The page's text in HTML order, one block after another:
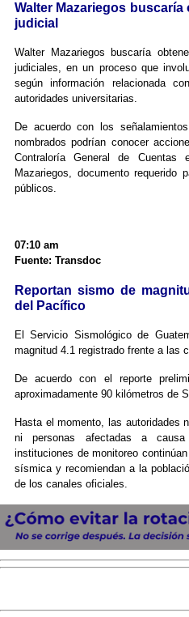
Walter Mazariegos
judicial
Walter Mazariegos buscaría
judiciales, en un proceso que
según información relacionada
autoridades universitarias.
De acuerdo con los
nombrados podrían conocer
Contraloría General de
Mazariegos, documento requerido
públicos.
07:10 am
Fuente: Transdoc
Reportan sismo de
del Pacífico
El Servicio Sismológico de
magnitud 4.1 registrado frente a las
De acuerdo con el reporte
aproximadamente 90 kilómetros de
Hasta el momento, las autoridades
ni personas afectadas a
instituciones de monitoreo
sísmica y recomiendan a la
de los canales oficiales.